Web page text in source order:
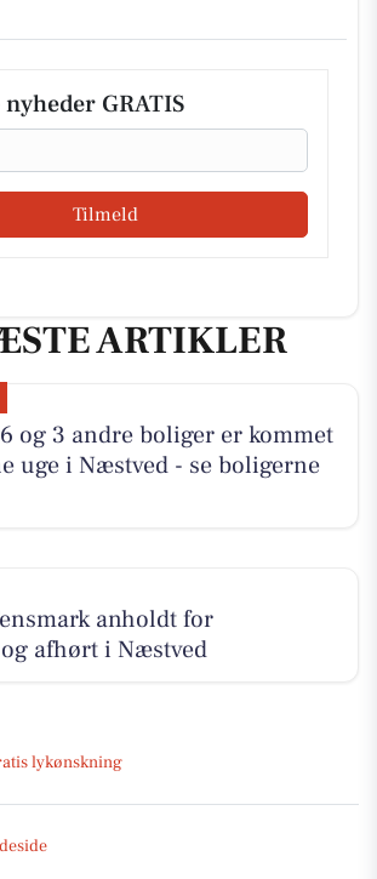
GRATIS
Tilmeld
ARTIKLER
og 3 andre boliger er kommet
uge i Næstved - se boligerne
anholdt for
afhørt i Næstved
lykønskning